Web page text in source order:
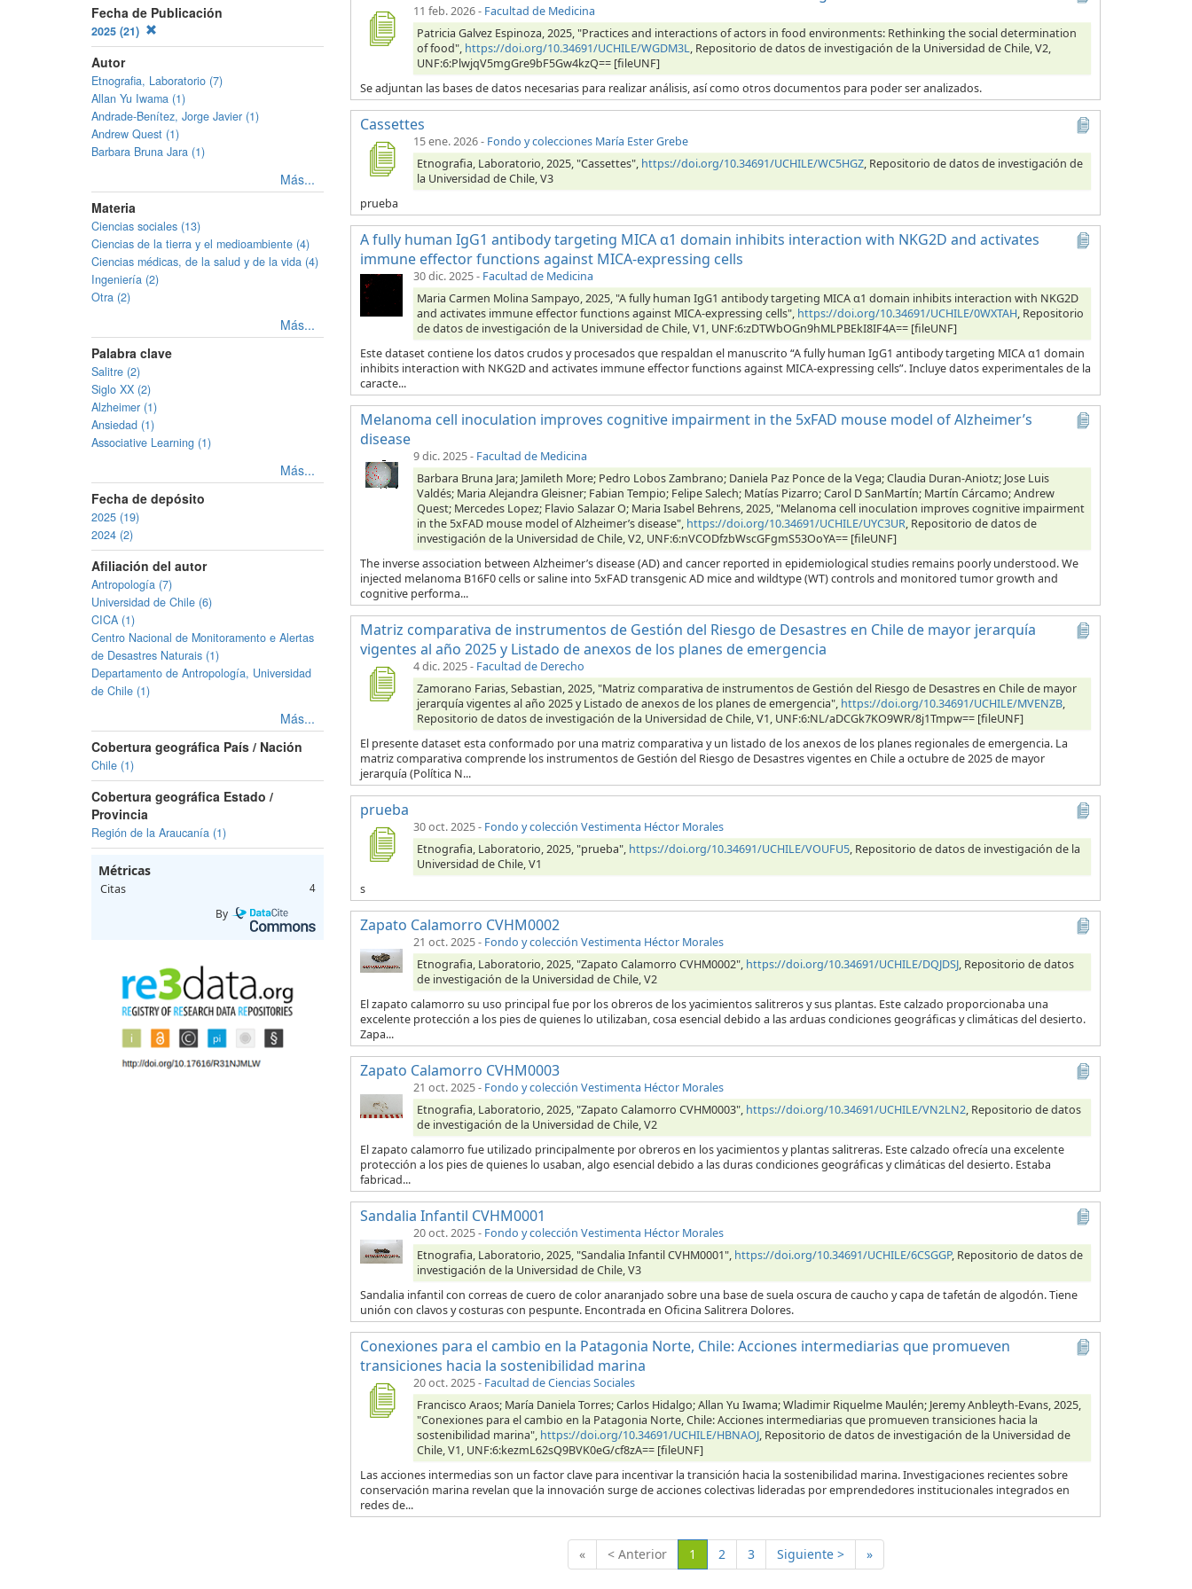
Fecha de Publicación
2025 (21)
Autor
Etnografia, Laboratorio (7)
Allan Yu Iwama (1)
Andrade-Benítez, Jorge Javier (1)
Andrew Quest (1)
Barbara Bruna Jara (1)
Más...
Materia
Ciencias sociales (13)
Ciencias de la tierra y el medioambiente (4)
Ciencias médicas, de la salud y de la vida (4)
Ingeniería (2)
Otra (2)
Más...
Palabra clave
Salitre (2)
Siglo XX (2)
Alzheimer (1)
Ansiedad (1)
Associative Learning (1)
Más...
Fecha de depósito
2025 (19)
2024 (2)
Afiliación del autor
Antropología (7)
Universidad de Chile (6)
CICA (1)
Centro Nacional de Monitoramento e Alertas
de Desastres Naturais (1)
Departamento de Antropología, Universidad
de Chile (1)
Más...
Cobertura geográfica País / Nación
Chile (1)
Cobertura geográfica Estado /
Provincia
Región de la Araucanía (1)
Métricas
Citas 4
By
11 feb. 2026- Facultad de Medicina
Patricia Galvez Espinoza, 2025, "Practices and interactions of actors in food environments: Rethinking the social determination
of food", https://doi.org/10.34691/UCHILE/WGDM3L, Repositorio de datos de investigación de la Universidad de Chile, V2,
UNF:6:PlwjqV5mgGre9bF5Gw4kzQ== [fileUNF]
Se adjuntan las bases de datos necesarias para realizar análisis, así como otros documentos para poder ser analizados.
Cassettes
15 ene. 2026- Fondo y colecciones María Ester Grebe
Etnografia, Laboratorio, 2025, "Cassettes", https://doi.org/10.34691/UCHILE/WC5HGZ, Repositorio de datos de investigación de
la Universidad de Chile, V3
prueba
A fully human IgG1 antibody targeting MICA α1 domain inhibits interaction with NKG2D and activates
immune effector functions against MICA-expressing cells
30 dic. 2025- Facultad de Medicina
Maria Carmen Molina Sampayo, 2025, "A fully human IgG1 antibody targeting MICA α1 domain inhibits interaction with NKG2D
and activates immune effector functions against MICA-expressing cells", https://doi.org/10.34691/UCHILE/0WXTAH, Repositorio
de datos de investigación de la Universidad de Chile, V1, UNF:6:zDTWbOGn9hMLPBEkI8IF4A== [fileUNF]
Este dataset contiene los datos crudos y procesados que respaldan el manuscrito “A fully human IgG1 antibody targeting MICA α1 domain
inhibits interaction with NKG2D and activates immune effector functions against MICA-expressing cells”. Incluye datos experimentales de la
caracte...
Melanoma cell inoculation improves cognitive impairment in the 5xFAD mouse model of Alzheimer’s
disease
9 dic. 2025- Facultad de Medicina
Barbara Bruna Jara; Jamileth More; Pedro Lobos Zambrano; Daniela Paz Ponce de la Vega; Claudia Duran-Aniotz; Jose Luis
Valdés; Maria Alejandra Gleisner; Fabian Tempio; Felipe Salech; Matías Pizarro; Carol D SanMartín; Martín Cárcamo; Andrew
Quest; Mercedes Lopez; Flavio Salazar O; Maria Isabel Behrens, 2025, "Melanoma cell inoculation improves cognitive impairment
in the 5xFAD mouse model of Alzheimer’s disease", https://doi.org/10.34691/UCHILE/UYC3UR, Repositorio de datos de
investigación de la Universidad de Chile, V2, UNF:6:nVCODfzbWscGFgmS53OoYA== [fileUNF]
The inverse association between Alzheimer’s disease (AD) and cancer reported in epidemiological studies remains poorly understood. We
injected melanoma B16F0 cells or saline into 5xFAD transgenic AD mice and wildtype (WT) controls and monitored tumor growth and
cognitive performa...
Matriz comparativa de instrumentos de Gestión del Riesgo de Desastres en Chile de mayor jerarquía
vigentes al año 2025 y Listado de anexos de los planes de emergencia
4 dic. 2025- Facultad de Derecho
Zamorano Farias, Sebastian, 2025, "Matriz comparativa de instrumentos de Gestión del Riesgo de Desastres en Chile de mayor
jerarquía vigentes al año 2025 y Listado de anexos de los planes de emergencia", https://doi.org/10.34691/UCHILE/MVENZB,
Repositorio de datos de investigación de la Universidad de Chile, V1, UNF:6:NL/aDCGk7KO9WR/8j1Tmpw== [fileUNF]
El presente dataset esta conformado por una matriz comparativa y un listado de los anexos de los planes regionales de emergencia. La
matriz comparativa comprende los instrumentos de Gestión del Riesgo de Desastres vigentes en Chile a octubre de 2025 de mayor
jerarquía (Política N...
prueba
30 oct. 2025- Fondo y colección Vestimenta Héctor Morales
Etnografia, Laboratorio, 2025, "prueba", https://doi.org/10.34691/UCHILE/VOUFU5, Repositorio de datos de investigación de la
Universidad de Chile, V1
s
Zapato Calamorro CVHM0002
21 oct. 2025- Fondo y colección Vestimenta Héctor Morales
Etnografia, Laboratorio, 2025, "Zapato Calamorro CVHM0002", https://doi.org/10.34691/UCHILE/DQJDSJ, Repositorio de datos
de investigación de la Universidad de Chile, V2
El zapato calamorro su uso principal fue por los obreros de los yacimientos salitreros y sus plantas. Este calzado proporcionaba una
excelente protección a los pies de quienes lo utilizaban, cosa esencial debido a las arduas condiciones geográficas y climáticas del desierto.
Zapa...
Zapato Calamorro CVHM0003
21 oct. 2025- Fondo y colección Vestimenta Héctor Morales
Etnografia, Laboratorio, 2025, "Zapato Calamorro CVHM0003", https://doi.org/10.34691/UCHILE/VN2LN2, Repositorio de datos
de investigación de la Universidad de Chile, V2
El zapato calamorro fue utilizado principalmente por obreros en los yacimientos y plantas salitreras. Este calzado ofrecía una excelente
protección a los pies de quienes lo usaban, algo esencial debido a las duras condiciones geográficas y climáticas del desierto. Estaba
fabricad...
Sandalia Infantil CVHM0001
20 oct. 2025- Fondo y colección Vestimenta Héctor Morales
Etnografia, Laboratorio, 2025, "Sandalia Infantil CVHM0001", https://doi.org/10.34691/UCHILE/6CSGGP, Repositorio de datos de
investigación de la Universidad de Chile, V3
Sandalia infantil con correas de cuero de color anaranjado sobre una base de suela oscura de caucho y capa de tafetán de algodón. Tiene
unión con clavos y costuras con pespunte. Encontrada en Oficina Salitrera Dolores.
Conexiones para el cambio en la Patagonia Norte, Chile: Acciones intermediarias que promueven
transiciones hacia la sostenibilidad marina
20 oct. 2025- Facultad de Ciencias Sociales
Francisco Araos; María Daniela Torres; Carlos Hidalgo; Allan Yu Iwama; Wladimir Riquelme Maulén; Jeremy Anbleyth-Evans, 2025,
"Conexiones para el cambio en la Patagonia Norte, Chile: Acciones intermediarias que promueven transiciones hacia la
sostenibilidad marina", https://doi.org/10.34691/UCHILE/HBNAOJ, Repositorio de datos de investigación de la Universidad de
Chile, V1, UNF:6:kezmL62sQ9BVK0eG/cf8zA== [fileUNF]
Las acciones intermedias son un factor clave para incentivar la transición hacia la sostenibilidad marina. Investigaciones recientes sobre
conservación marina revelan que la innovación surge de acciones colectivas lideradas por emprendedores institucionales integrados en
redes de...
« < Anterior 1 (Actual)
2 3 Siguiente > »